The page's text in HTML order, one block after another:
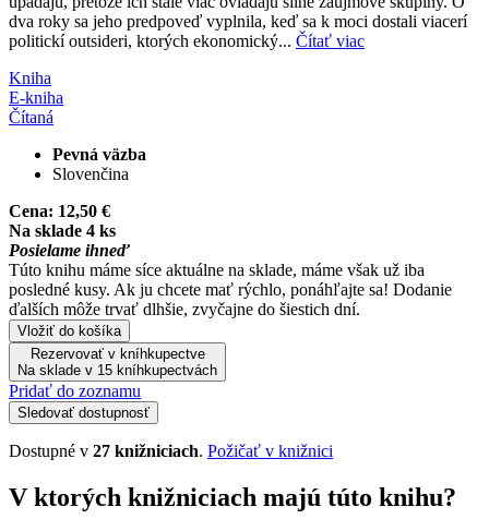
dva roky sa jeho predpoveď vyplnila, keď sa k moci dostali viacerí
politickí outsideri, ktorých ekonomický... Čítať viac
Kniha
E-kniha
Čítaná
Pevná väzba
Slovenčina
Cena: 12,50 €
Na sklade 4 ks
Posielame ihneď
Túto knihu máme síce aktuálne na sklade, máme však už iba
posledné kusy. Ak ju chcete mať rýchlo, ponáhľajte sa! Dodanie
ďalších môže trvať dlhšie, zvyčajne do šiestich dní.
Vložiť do košíka
Rezervovať v kníhkupectve
Na sklade v 15 kníhkupectvách
Pridať do zoznamu
Sledovať dostupnosť
Dostupné v 27 knižniciach. Požičať v knižnici
V ktorých knižniciach majú túto knihu?